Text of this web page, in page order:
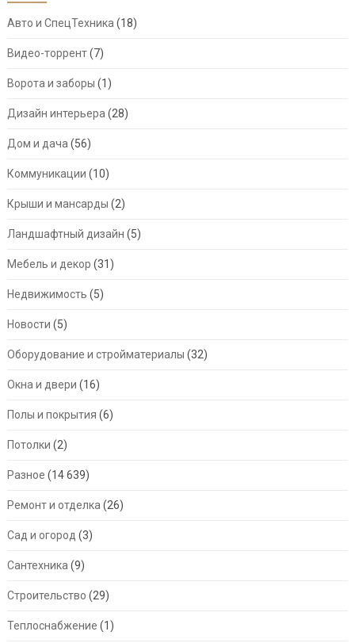
Авто и СпецТехника (18)
Видео-торрент(7)
Ворота и заборы (1)
Дизайн интерьера (28)
Дом и дача (56)
Коммуникации (10)
Крыши и мансарды (2)
Ландшафтный дизайн (5)
Мебель и декор (31)
Недвижимость (5)
Новости (5)
Оборудование и стройматериалы (32)
Окна и двери (16)
Полы и покрытия (6)
Потолки (2)
Разное (14 639)
Ремонт и отделка (26)
Сад и огород (3)
Сантехника (9)
Строительство (29)
Теплоснабжение (1)